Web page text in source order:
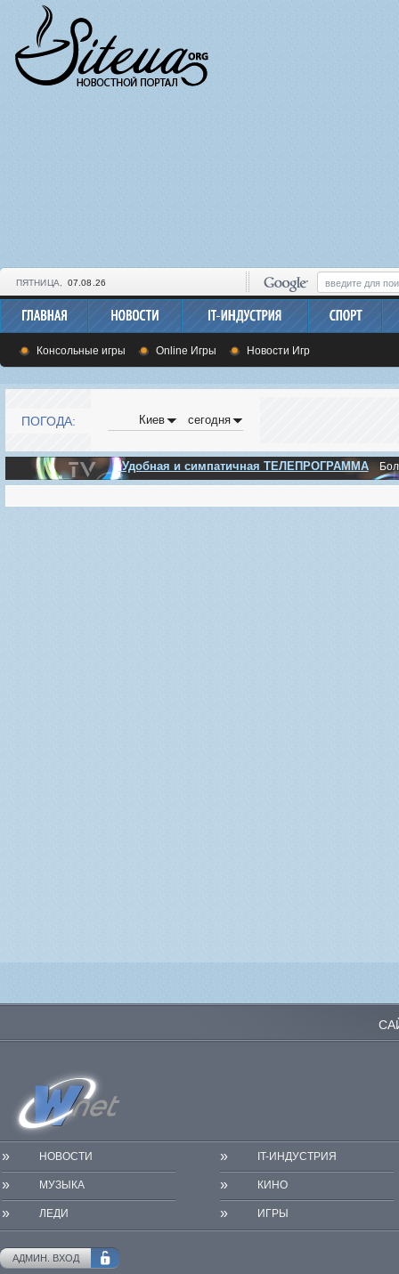
ПЯТНИЦА, 07.08.26
Консольные игры Online Игры Новости Игр
ПОГОДА: Киев сегодня
Удобная и симпатичная ТЕЛЕПРОГРАММА
» НОВОСТИ » IT-ИНДУСТРИЯ
» МУЗЫКА » КИНО
» ЛЕДИ » ИГРЫ
АДМИН. ВХОД